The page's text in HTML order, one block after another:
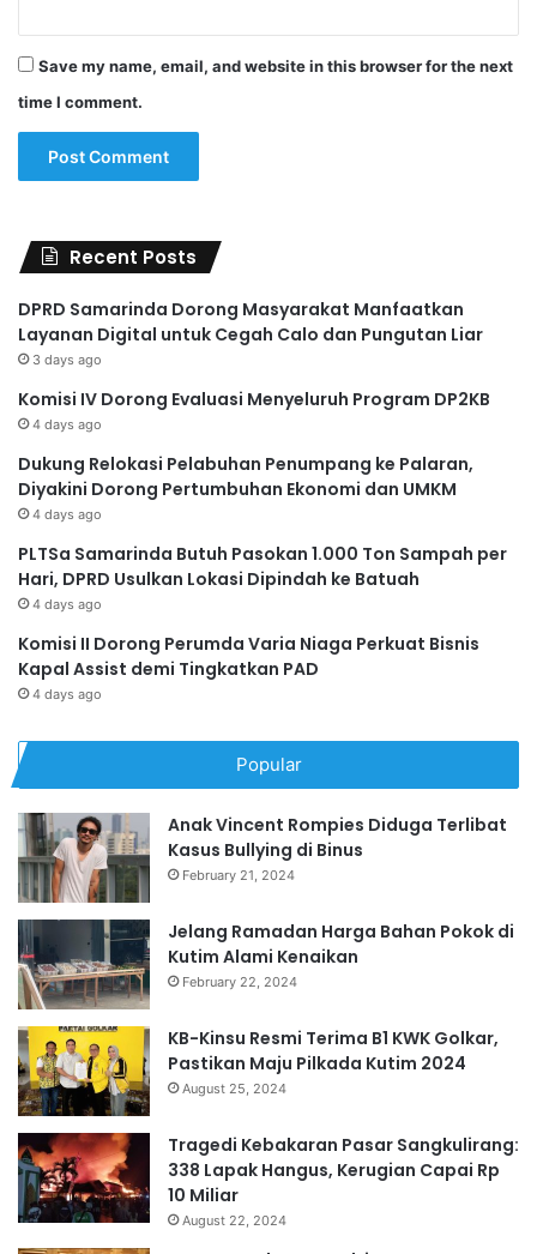
Save my name, email, and website in this browser for the next
time I comment.
Recent Posts
DPRD Samarinda Dorong Masyarakat Manfaatkan
Layanan Digital untuk Cegah Calo dan Pungutan Liar
3 days ago
Komisi IV Dorong Evaluasi Menyeluruh Program DP2KB
4 days ago
Dukung Relokasi Pelabuhan Penumpang ke Palaran,
Diyakini Dorong Pertumbuhan Ekonomi dan UMKM
4 days ago
PLTSa Samarinda Butuh Pasokan 1.000 Ton Sampah per
Hari, DPRD Usulkan Lokasi Dipindah ke Batuah
4 days ago
Komisi II Dorong Perumda Varia Niaga Perkuat Bisnis
Kapal Assist demi Tingkatkan PAD
4 days ago
Popular
Anak Vincent Rompies Diduga Terlibat
Kasus Bullying di Binus
February 21, 2024
Jelang Ramadan Harga Bahan Pokok di
Kutim Alami Kenaikan
February 22, 2024
KB-Kinsu Resmi Terima B1 KWK Golkar,
Pastikan Maju Pilkada Kutim 2024
August 25, 2024
Tragedi Kebakaran Pasar Sangkulirang:
338 Lapak Hangus, Kerugian Capai Rp
10 Miliar
August 22, 2024